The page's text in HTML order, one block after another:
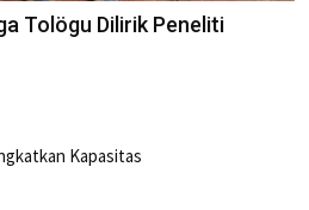
Tolögu Dilirik Peneliti